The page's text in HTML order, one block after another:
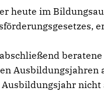
heute im
Ausbildungsjahren
Ausbildungsjahr